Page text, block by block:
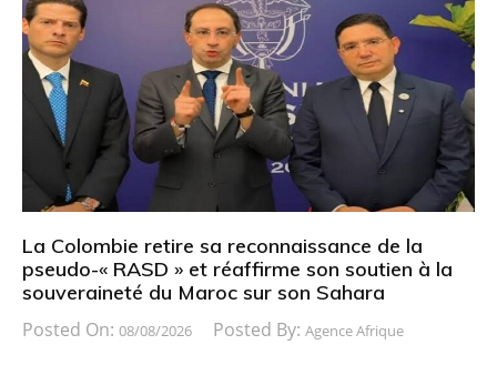
La Colombie retire sa reconnaissance de la
pseudo-« RASD » et réaffirme son soutien à la
souveraineté du Maroc sur son Sahara
Posted On: 08/08/2026 Posted By: Agence Afrique